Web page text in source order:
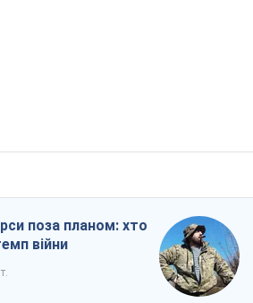
поза планом: хто
війни